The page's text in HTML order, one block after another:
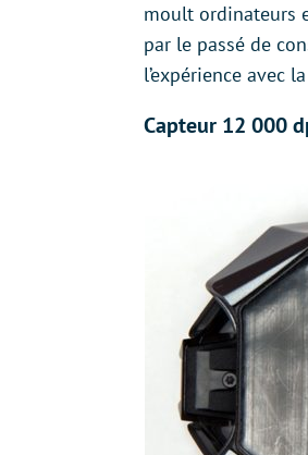
moult ordinateurs
par le passé de
l’expérience avec
Capteur 12 000